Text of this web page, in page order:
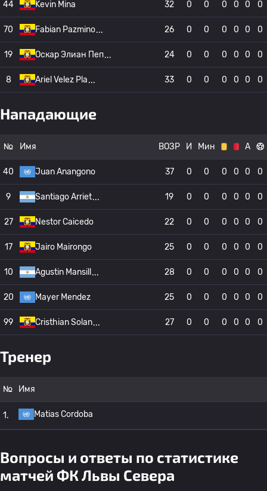
44 Kevin Mina 32 0 0 0 0 0 0
70 Fabian Pazmino 26 0 0 0 0 0 0
19 Оскар Элиан Пеп 24 0 0 0 0 0 0
8 Ariel Velez Pla 33 0 0 0 0 0 0
Нападающие
№ Имя ВОЗР И Мин А
40 Juan Anangono 37 0 0 0 0 0 0
9 Santiago Arriet 19 0 0 0 0 0 0
27 Nestor Caicedo 22 0 0 0 0 0 0
17 Jairo Mairongo 25 0 0 0 0 0 0
10 Agustin Mansill 28 0 0 0 0 0 0
20 Mayer Mendez 25 0 0 0 0 0 0
99 Cristhian Solan 27 0 0 0 0 0 0
Тренер
№ Имя
1. Matias Cordoba
Вопросы и ответы по статистике
матчей ФК Львы Севера